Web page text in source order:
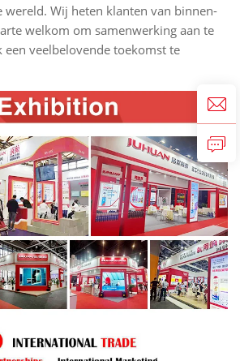
wereld. Wij heten klanten van binnen-
welkom om samenwerking aan te
een veelbelovende toekomst te